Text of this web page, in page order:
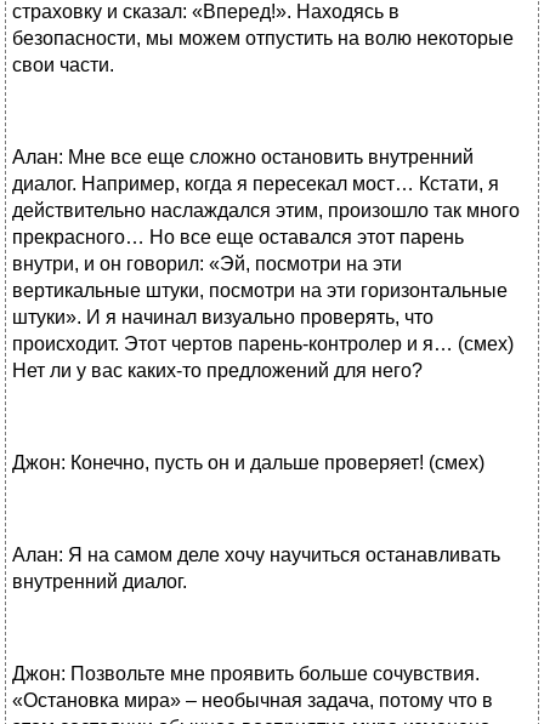
страховку и сказал: «Вперед!». Находясь в
безопасности, мы можем отпустить на волю некоторые
свои части.
Алан: Мне все еще сложно остановить внутренний
диалог. Например, когда я пересекал мост… Кстати, я
действительно наслаждался этим, произошло так много
прекрасного… Но все еще оставался этот парень
внутри, и он говорил: «Эй, посмотри на эти
вертикальные штуки, посмотри на эти горизонтальные
штуки». И я начинал визуально проверять, что
происходит. Этот чертов парень-контролер и я… (смех)
Нет ли у вас каких-то предложений для него?
Джон: Конечно, пусть он и дальше проверяет! (смех)
Алан: Я на самом деле хочу научиться останавливать
внутренний диалог.
Джон: Позвольте мне проявить больше сочувствия.
«Остановка мира» – необычная задача, потому что в